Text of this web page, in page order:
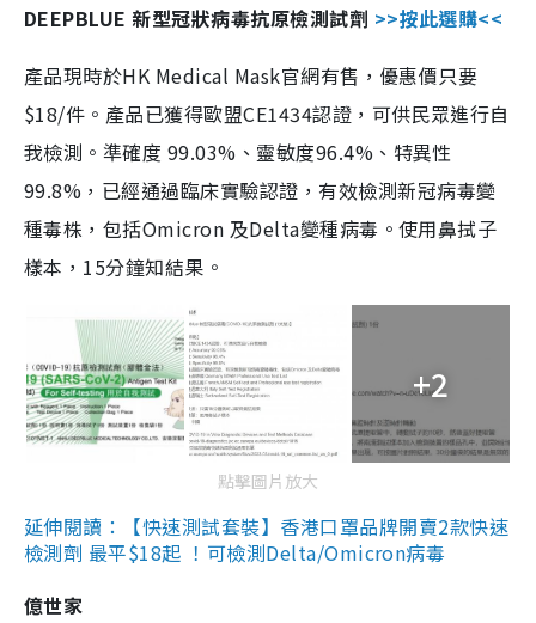
DEEPBLUE 新型冠狀病毒抗原檢測試劑 >>按此選購<<
產品現時於HK Medical Mask官網有售，優惠價只要
$18/件。產品已獲得歐盟CE1434認證，可供民眾進行自
我檢測。準確度 99.03%、靈敏度96.4%、特異性
99.8%，已經通過臨床實驗認證，有效檢測新冠病毒變
種毒株，包括Omicron 及Delta變種病毒。使用鼻拭子
樣本，15分鐘知結果。
+2
點擊圖片放大
延伸閱讀：【快速測試套裝】香港口罩品牌開賣2款快速
檢測劑 最平$18起 ！可檢測Delta/Omicron病毒
億世家